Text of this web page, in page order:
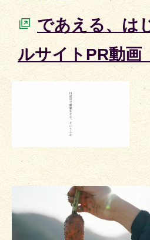
であえる、は
ルサイトPR動画